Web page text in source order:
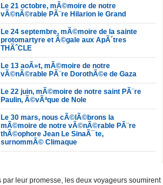
Le 21 octobre, mÃ©moire de notre
vÃ©nÃ©rable PÃ¨re Hilarion le Grand
Le 24 septembre, mÃ©moire de la sainte
protomartyre et Ã©gale aux ApÃ´tres
THÃˆCLE
Le 13 aoÃ»t, mÃ©moire de notre
vÃ©nÃ©rable PÃ¨re DorothÃ©e de Gaza
Le 22 juin, mÃ©moire de notre saint PÃ¨re
Paulin, Ã©vÃªque de Nole
Le 30 mars, nous cÃ©lÃ©brons la
mÃ©moire de notre vÃ©nÃ©rable PÃ¨re
thÃ©ophore Jean Le SinaÃ¯te,
surnommÃ© Climaque
leur promesse, les deux voyageurs soumirent